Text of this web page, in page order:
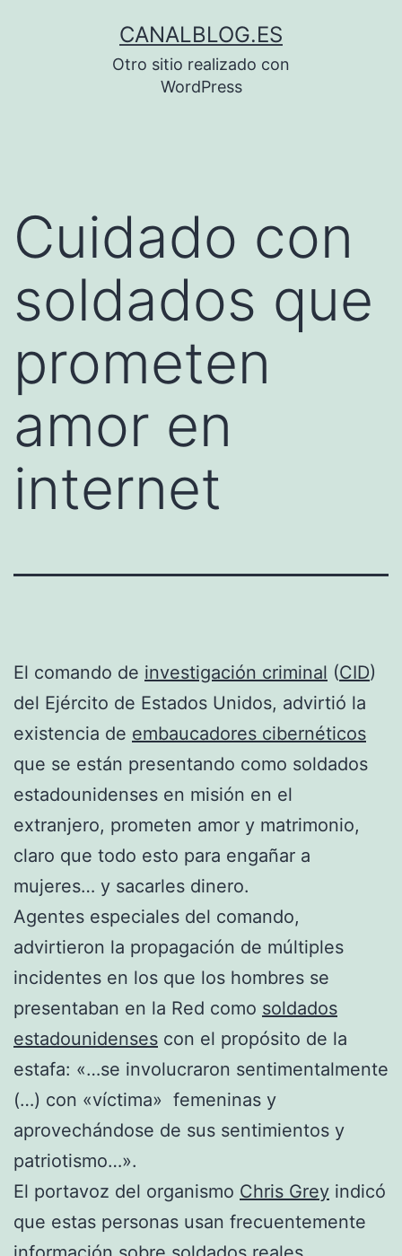
CANALBLOG.ES
Otro sitio realizado con
WordPress
Cuidado con
soldados que
prometen
amor en
internet
El comando de investigación criminal (CID)
del Ejército de Estados Unidos, advirtió la
existencia de embaucadores cibernéticos
que se están presentando como soldados
estadounidenses en misión en el
extranjero, prometen amor y matrimonio,
claro que todo esto para engañar a
mujeres… y sacarles dinero.
Agentes especiales del comando,
advirtieron la propagación de múltiples
incidentes en los que los hombres se
presentaban en la Red como soldados
estadounidenses con el propósito de la
estafa: «…se involucraron sentimentalmente
(…) con «víctima» femeninas y
aprovechándose de sus sentimientos y
patriotismo…».
El portavoz del organismo Chris Grey indicó
que estas personas usan frecuentemente